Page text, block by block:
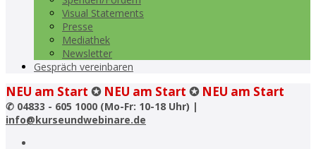
Visual Statements
Presse
Mediathek
Newsletter
Gespräch vereinbaren
NEU am Start ✪ NEU am Start ✪ NEU am Start
✆ 04833 - 605 1000 (Mo-Fr: 10-18 Uhr) |
info@kurseundwebinare.de